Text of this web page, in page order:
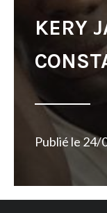
KERY
Publié le 24/